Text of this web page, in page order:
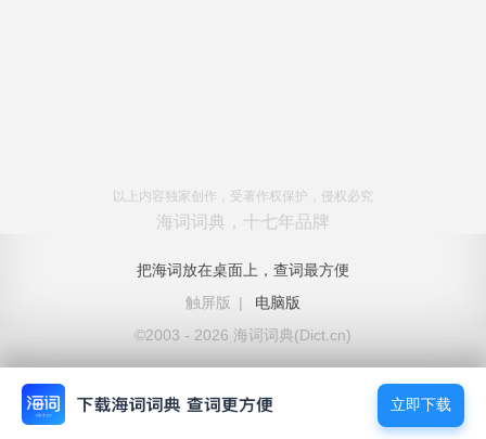
以上内容独家创作，受著作权保护，侵权必究
海词词典，十七年品牌
把海词放在桌面上，查词最方便
触屏版
|
电脑版
©2003 - 2026 海词词典(Dict.cn)
立即下载
立即下载